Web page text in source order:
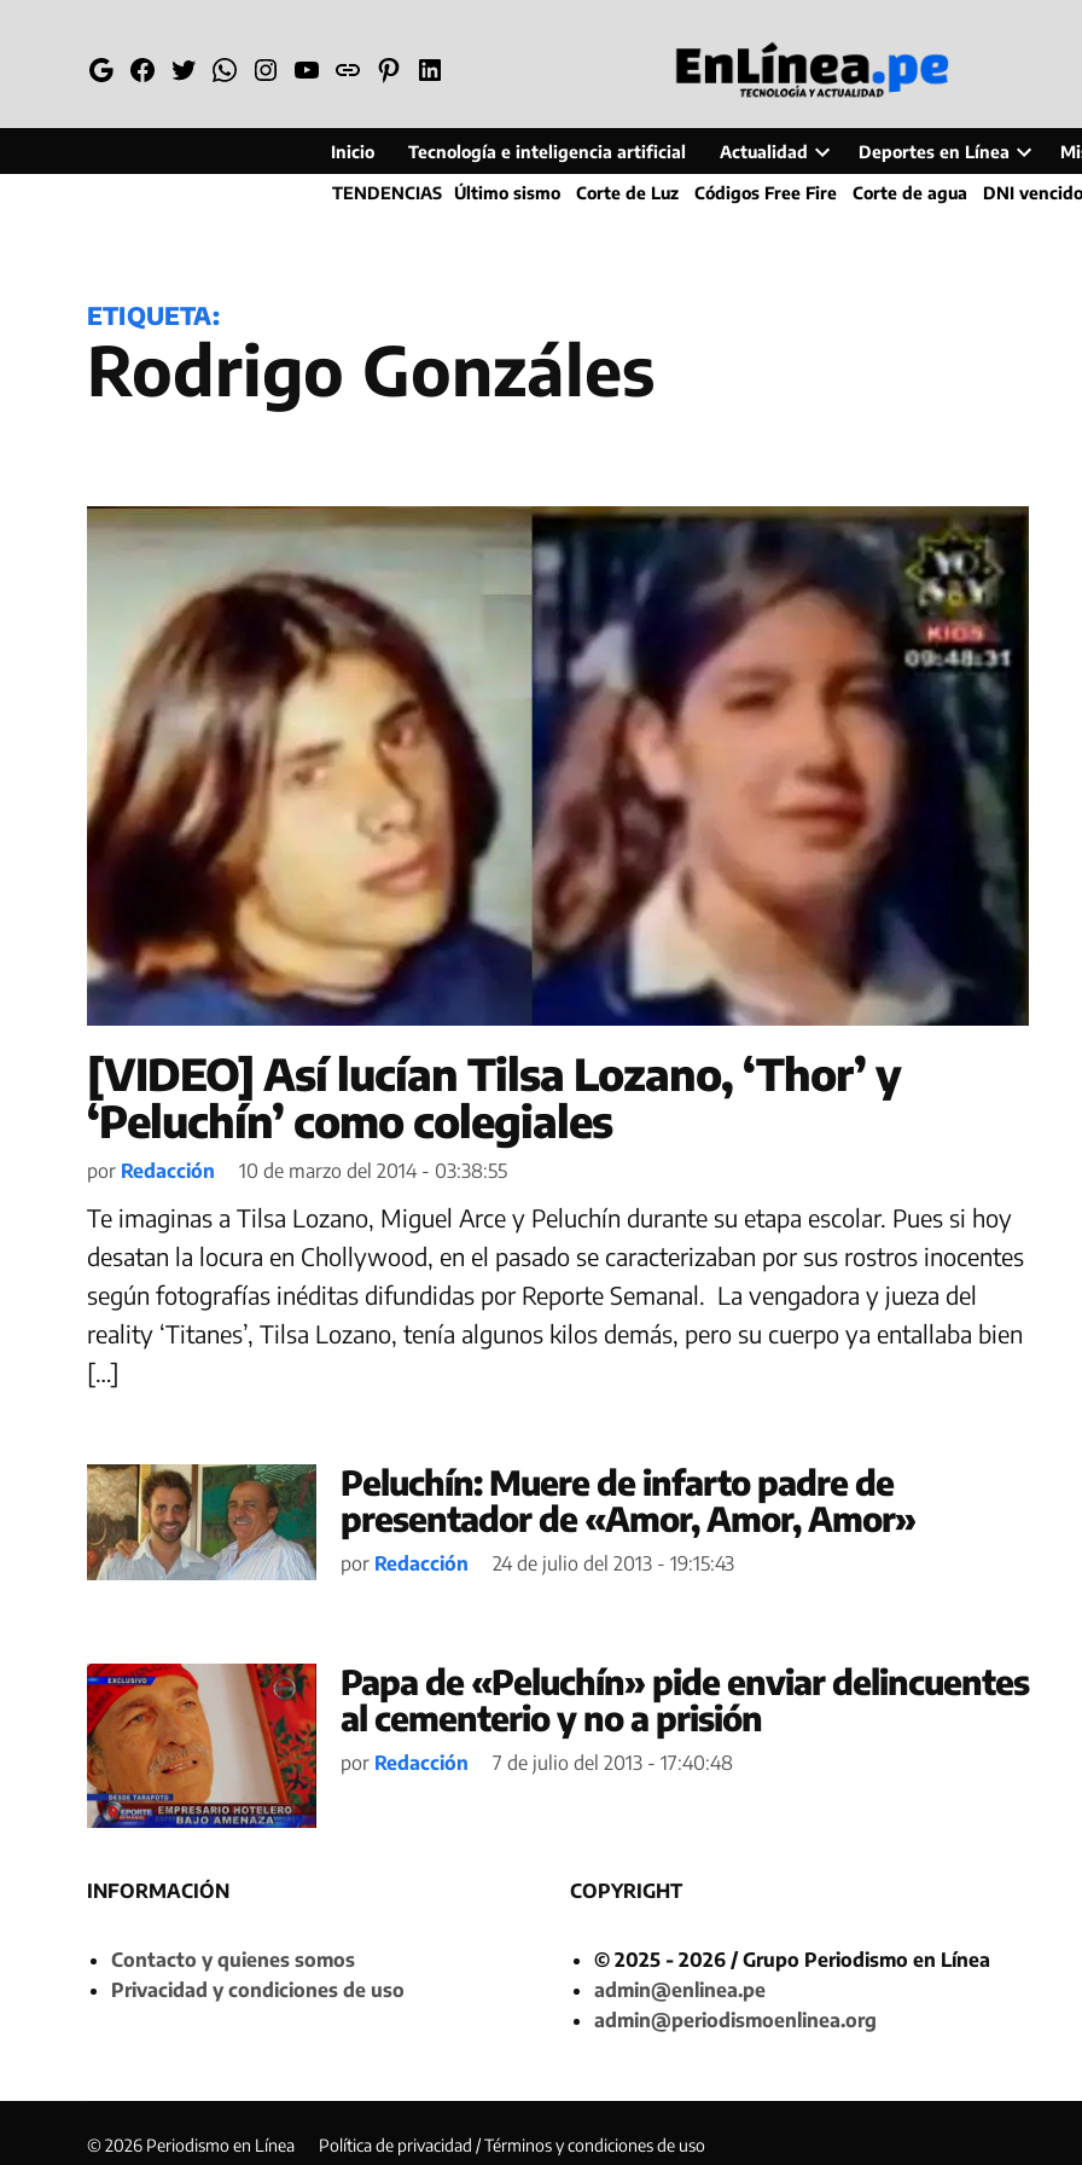
GoogleFacebook
TwitterWhatsapp
Instagram
YouTube
WebPinterestLinkedin
Inicio Tecnología e inteligencia artificial Actualidad
Open
dropdown
Deportes en Línea
Open
dropdown
TENDENCIAS Último sismo Corte de Luz Códigos Free Fire Corte de agua DNI vencido
ETIQUETA:
Rodrigo Gonzáles
[VIDEO] Así lucían Tilsa Lozano, ‘Thor’ y
‘Peluchín’ como colegiales
por Redacción 10 de marzo del 2014 - 03:38:55
Te imaginas a Tilsa Lozano, Miguel Arce y Peluchín durante su etapa escolar. Pues si hoy
desatan la locura en Chollywood, en el pasado se caracterizaban por sus rostros inocentes
según fotografías inéditas difundidas por Reporte Semanal. La vengadora y jueza del
reality ‘Titanes’, Tilsa Lozano, tenía algunos kilos demás, pero su cuerpo ya entallaba bien
[…]
Peluchín: Muere de infarto padre de
presentador de «Amor, Amor, Amor»
por Redacción 24 de julio del 2013 - 19:15:43
Papa de «Peluchín» pide enviar delincuentes
al cementerio y no a prisión
por Redacción 7 de julio del 2013 - 17:40:48
INFORMACIÓN
Contacto y quienes somos
Privacidad y condiciones de uso
COPYRIGHT
© 2025 - 2026 / Grupo Periodismo en Línea
admin@enlinea.pe
admin@periodismoenlinea.org
© 2026 Periodismo en Línea Política de privacidad / Términos y condiciones de uso